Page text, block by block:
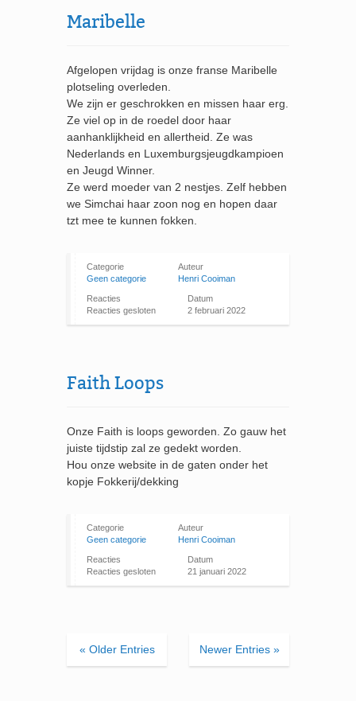
Maribelle
Afgelopen vrijdag is onze franse Maribelle
plotseling overleden.
We zijn er geschrokken en missen haar erg.
Ze viel op in de roedel door haar
aanhanklijkheid en allertheid. Ze was
Nederlands en Luxemburgsjeugdkampioen
en Jeugd Winner.
Ze werd moeder van 2 nestjes. Zelf hebben
we Simchai haar zoon nog en hopen daar
tzt mee te kunnen fokken.
Categorie
Geen categorie
Auteur
Henri Cooiman
Reacties
Reacties gesloten
Datum
2 februari 2022
Faith Loops
Onze Faith is loops geworden. Zo gauw het
juiste tijdstip zal ze gedekt worden.
Hou onze website in de gaten onder het
kopje Fokkerij/dekking
Categorie
Geen categorie
Auteur
Henri Cooiman
Reacties
Reacties gesloten
Datum
21 januari 2022
« Older Entries Newer Entries »